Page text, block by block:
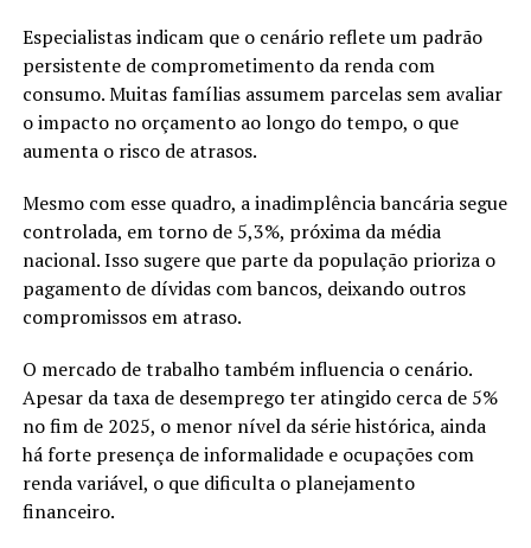
Especialistas indicam que o cenário reflete um padrão
persistente de comprometimento da renda com
consumo. Muitas famílias assumem parcelas sem avaliar
o impacto no orçamento ao longo do tempo, o que
aumenta o risco de atrasos.
Mesmo com esse quadro, a inadimplência bancária segue
controlada, em torno de 5,3%, próxima da média
nacional. Isso sugere que parte da população prioriza o
pagamento de dívidas com bancos, deixando outros
compromissos em atraso.
O mercado de trabalho também influencia o cenário.
Apesar da taxa de desemprego ter atingido cerca de 5%
no fim de 2025, o menor nível da série histórica, ainda
há forte presença de informalidade e ocupações com
renda variável, o que dificulta o planejamento
financeiro.